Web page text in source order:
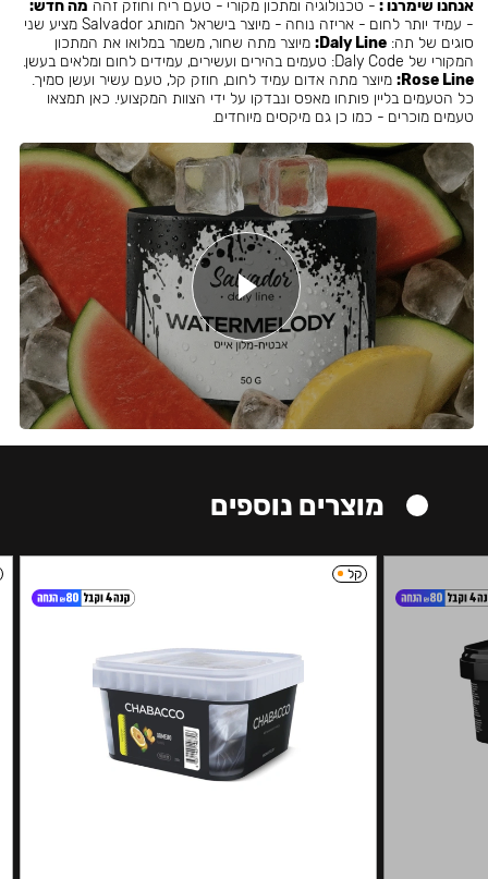
אנחנו שימרנו : - טכנולוגיה ומתכון מקורי - טעם ריח וחוזק זהה מה חדש:
- עמיד יותר לחום - אריזה נוחה - מיוצר בישראל המותג Salvador מציע שני
סוגים של תה:Daly Line: מיוצר מתה שחור, משמר במלואו את המתכון
המקורי של Daly Code: טעמים בהירים ועשירים, עמידים לחום ומלאים בעשן.
Rose Line: מיוצר מתה אדום עמיד לחום, חוזק קל, טעם עשיר ועשן סמיך.
כל הטעמים בליין פותחו מאפס ונבדקו על ידי הצוות המקצועי. כאן תמצאו
טעמים מוכרים - כמו כן גם מיקסים מיוחדים.
מוצרים נוספים
קל